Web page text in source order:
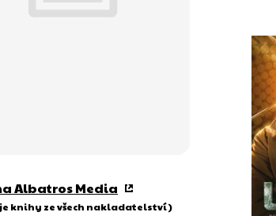
Albatros Media
knihy ze všech nakladatelství)